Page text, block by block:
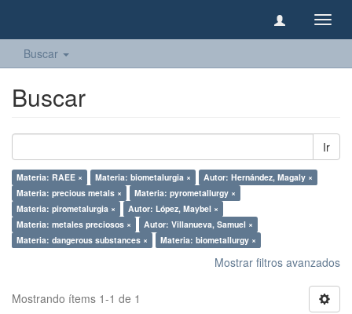
Buscar
Buscar
Ir
Materia: RAEE × Materia: biometalurgia ×
Autor: Hernández, Magaly ×
Materia: precious metals ×
Materia: pyrometallurgy ×
Materia: pirometalurgia ×
Autor: López, Maybel ×
Materia: metales preciosos ×
Autor: Villanueva, Samuel ×
Materia: dangerous substances ×
Materia: biometallurgy ×
Mostrar filtros avanzados
Mostrando ítems 1-1 de 1